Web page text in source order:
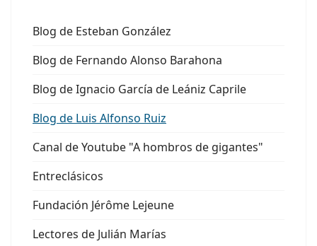
Blog de Esteban González
Blog de Fernando Alonso Barahona
Blog de Ignacio García de Leániz Caprile
Blog de Luis Alfonso Ruiz
Canal de Youtube "A hombros de gigantes"
Entreclásicos
Fundación Jérôme Lejeune
Lectores de Julián Marías